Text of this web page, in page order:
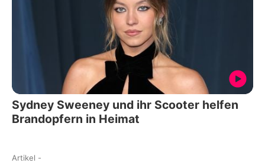
Sydney Sweeney und ihr Scooter helfen
Brandopfern in Heimat
Artikel -